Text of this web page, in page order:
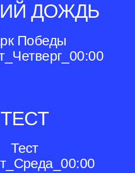
ДОЖДЬ
Победы
ТЕСТ
Тест